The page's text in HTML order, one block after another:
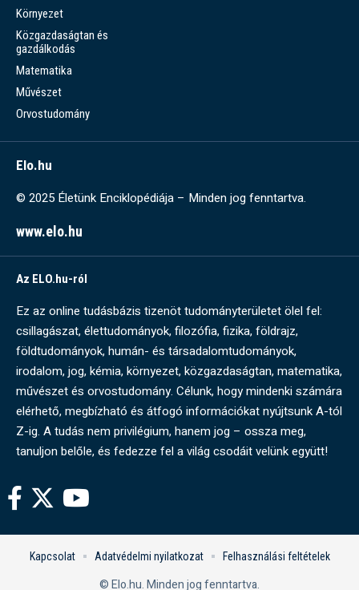
Környezet
Közgazdaságtan és
gazdálkodás
Matematika
Művészet
Orvostudomány
Elo.hu
© 2025 Életünk Enciklopédiája – Minden jog fenntartva.
www.elo.hu
Az ELO.hu-ról
Ez az online tudásbázis tizenöt tudományterületet ölel fel:
csillagászat, élettudományok, filozófia, fizika, földrajz,
földtudományok, humán- és társadalomtudományok,
irodalom, jog, kémia, környezet, közgazdaságtan, matematika,
művészet és orvostudomány. Célunk, hogy mindenki számára
elérhető, megbízható és átfogó információkat nyújtsunk A-tól
Z-ig. A tudás nem privilégium, hanem jog – ossza meg,
tanuljon belőle, és fedezze fel a világ csodáit velünk együtt!
© Elo.hu. Minden jog fenntartva.
Kapcsolat Adatvédelmi nyilatkozat Felhasználási feltételek